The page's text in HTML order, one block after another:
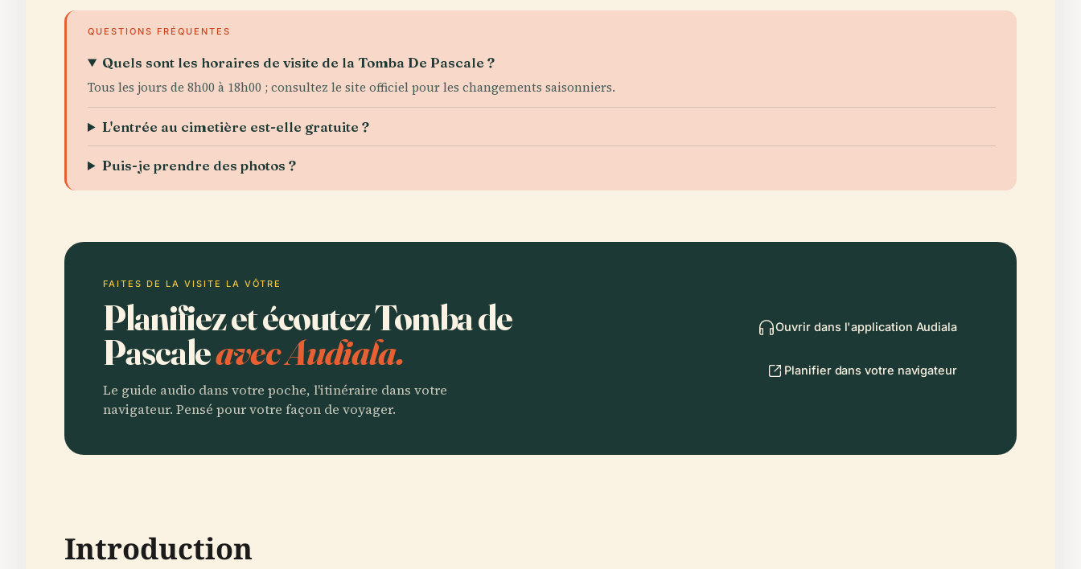
QUESTIONS FRÉQUENTES
Quels sont les horaires de visite de la Tomba De Pascale ?
Tous les jours de 8h00 à 18h00 ; consultez le site officiel pour les changements saisonniers.
L'entrée au cimetière est-elle gratuite ?
Puis-je prendre des photos ?
FAITES DE LA VISITE LA VÔTRE
Planifiez et écoutez Tomba de
Pascaleavec Audiala.
Le guide audio dans votre poche, l'itinéraire dans votre
navigateur. Pensé pour votre façon de voyager.
Ouvrir dans l'application Audiala
Planifier dans votre navigateur
Introduction